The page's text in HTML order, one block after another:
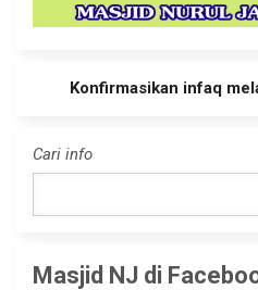
Konfirmasikan infaq
Cari info
Masjid NJ di